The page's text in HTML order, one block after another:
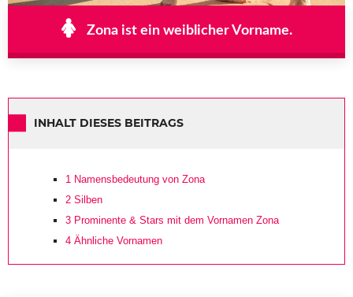
Zona ist ein weiblicher Vorname.
INHALT DIESES BEITRAGS
1 Namensbedeutung von Zona
2 Silben
3 Prominente & Stars mit dem Vornamen Zona
4 Ähnliche Vornamen